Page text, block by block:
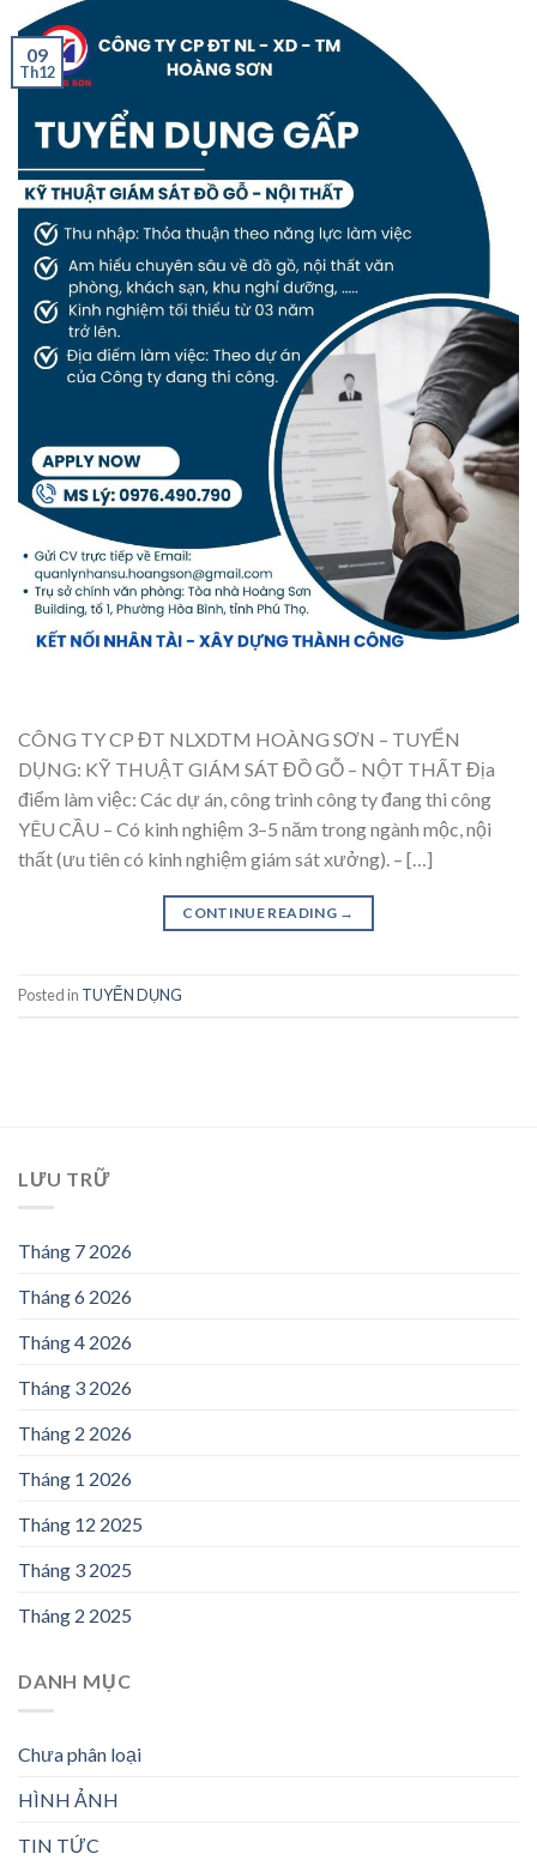
09
Th12
CÔNG TY CP ĐT NLXDTM HOÀNG SƠN – TUYỂN
DỤNG: KỸ THUẬT GIÁM SÁT ĐỒ GỖ – NỘT THẤT Địa
điểm làm việc: Các dự án, công trình công ty đang thi công
YÊU CẦU – Có kinh nghiệm 3–5 năm trong ngành mộc, nội
thất (ưu tiên có kinh nghiệm giám sát xưởng). – […]
CONTINUE READING →
Posted in TUYỂN DỤNG
LƯU TRỮ
Tháng 7 2026
Tháng 6 2026
Tháng 4 2026
Tháng 3 2026
Tháng 2 2026
Tháng 1 2026
Tháng 12 2025
Tháng 3 2025
Tháng 2 2025
DANH MỤC
Chưa phân loại
HÌNH ẢNH
TIN TỨC